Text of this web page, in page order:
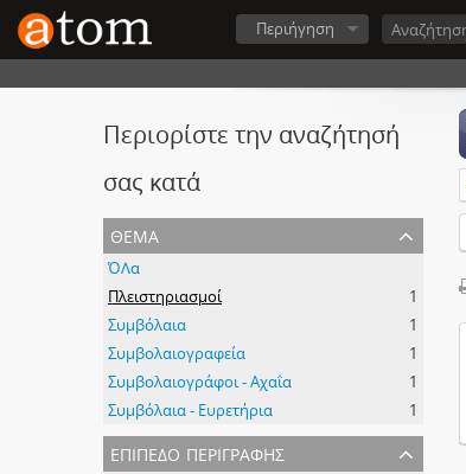
Περιήγηση
Περιορίστε την αναζήτησή
σας κατά
θέμα
ΌΛα
Πλειστηριασμοί
1
Συμβόλαια
1
Συμβολαιογραφεία
1
Συμβολαιογράφοι - Αχαΐα
1
Συμβόλαια - Ευρετήρια
1
επίπεδο περιγραφής